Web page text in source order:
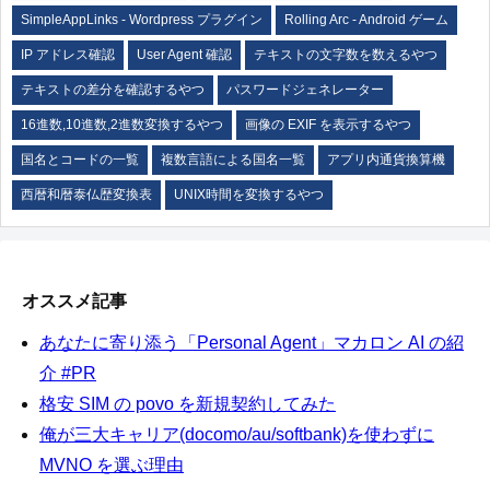
SimpleAppLinks - Wordpress プラグイン Rolling Arc - Android ゲーム
IP アドレス確認 User Agent 確認 テキストの文字数を数えるやつ
テキストの差分を確認するやつ パスワードジェネレーター
16進数,10進数,2進数変換するやつ 画像の EXIF を表示するやつ
国名とコードの一覧 複数言語による国名一覧 アプリ内通貨換算機
西暦和暦泰仏歴変換表 UNIX時間を変換するやつ
オススメ記事
あなたに寄り添う「Personal Agent」マカロン AI の紹
介 #PR
格安 SIM の povo を新規契約してみた
俺が三大キャリア(docomo/au/softbank)を使わずに
MVNO を選ぶ理由